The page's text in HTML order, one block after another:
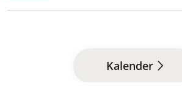
Kalender